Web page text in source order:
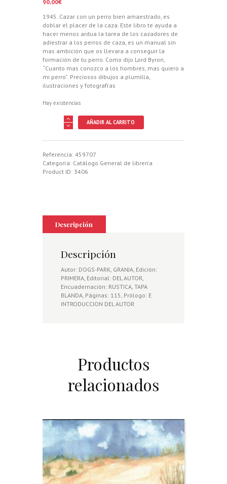
90,00€
1945. Cazar con un perro bien amaestrado, es
doblar el placer de la caza. Este libro te ayuda a
hacer menos ardua la tarea de los cazadores de
adiestrar a los perros de caza, es un manual sin
mas ambición que os llevara a conseguir la
formación de tu perro. Como dijo Lord Byron,
“Cuanto mas conozco a los hombres, mas quiero a
mi perro”. Preciosos dibujos a plumilla,
ilustraciones y fotografías
Hay existencias
ADIESTRAMIENTO
DE
MUESTRA,
EL
AÑADIR AL CARRITO
Referencia: 459707
Categoría: Catálogo General de librería
Product ID: 3406
Descripción
Descripción
Autor: DOGS-PARK, GRANJA, Edición:
PRIMERA, Editorial: DEL AUTOR,
Encuadernación: RUSTICA, TAPA
BLANDA, Páginas: 115, Prólogo: E
INTRODUCCION DEL AUTOR
Productos
relacionados